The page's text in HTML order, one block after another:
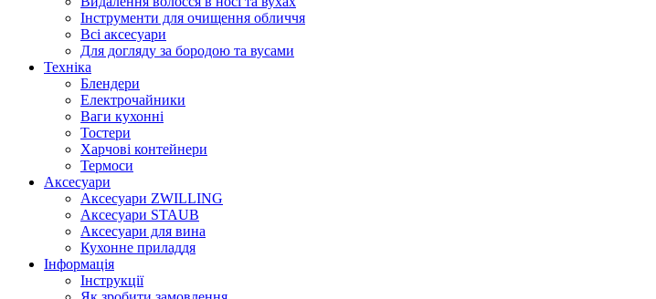
Інструменти для очищення обличчя
Всі аксесуари
Для догляду за бородою та вусами
Техніка
Блендери
Електрочайники
Ваги кухонні
Тостери
Харчові контейнери
Термоси
Аксесуари
Аксесуари ZWILLING
Аксесуари STAUB
Аксесуари для вина
Кухонне приладдя
Інформація
Інструкції